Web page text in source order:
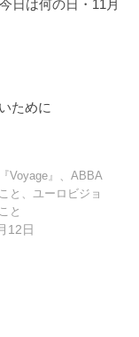
日は何の日・11月
ために
Voyage』、ABBA
と、ユーロビジョ
と
12日